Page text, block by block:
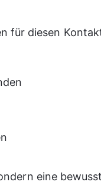
für diesen
eine